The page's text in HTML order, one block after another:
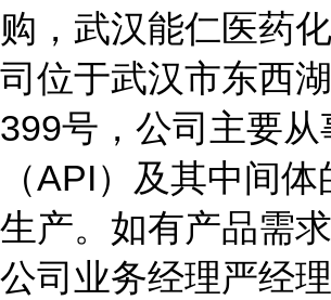
购，武汉能仁医药
司位于武汉市东西
399号，公司主要从
（API）及其中间
生产。如有产品需
公司业务经理严经理